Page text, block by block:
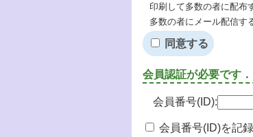
印刷して多数の者に配布
多数の者にメール配信す
同意する
会員認証が必要です．
会員番号(ID):
会員番号(ID)を記